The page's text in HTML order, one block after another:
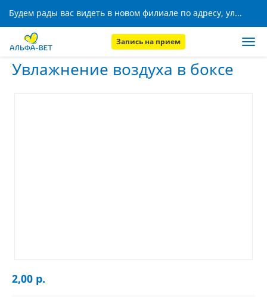
Будем рады вас видеть в новом филиале по адресу, ул. Кижеватова, 8!
Запись на прием
Главная Увлажнение воздуха в боксе
Увлажнение воздуха в боксе
2,00 р.